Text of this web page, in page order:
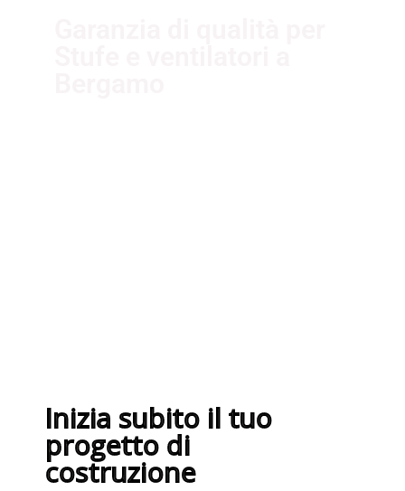
Inizia subito il tuo
progetto di
costruzione